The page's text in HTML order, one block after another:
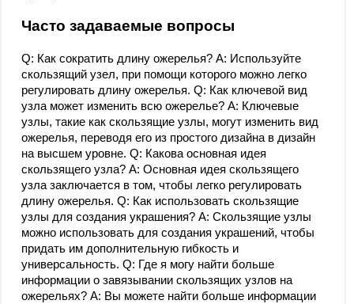
Часто задаваемые вопросы
Q: Как сократить длину ожерелья? A: Используйте
скользящий узел, при помощи которого можно легко
регулировать длину ожерелья. Q: Как ключевой вид
узла может изменить всю ожерелье? A: Ключевые
узлы, такие как скользящие узлы, могут изменить вид
ожерелья, переводя его из простого дизайна в дизайн
на высшем уровне. Q: Какова основная идея
скользящего узла? A: Основная идея скользящего
узла заключается в том, чтобы легко регулировать
длину ожерелья. Q: Как использовать скользящие
узлы для создания украшения? A: Скользящие узлы
можно использовать для создания украшений, чтобы
придать им дополнительную гибкость и
универсальность. Q: Где я могу найти больше
информации о завязывании скользящих узлов на
ожерельях? A: Вы можете найти больше информации